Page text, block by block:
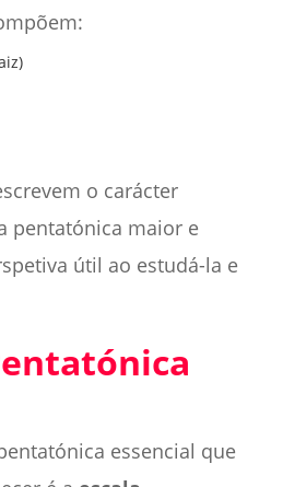
o carácter
pentatónica maior e
útil ao estudá-la e
essencial que